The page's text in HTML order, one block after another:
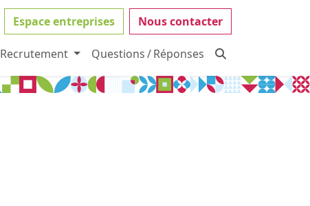
Espace entreprises Nous contacter
Recrutement Questions / Réponses